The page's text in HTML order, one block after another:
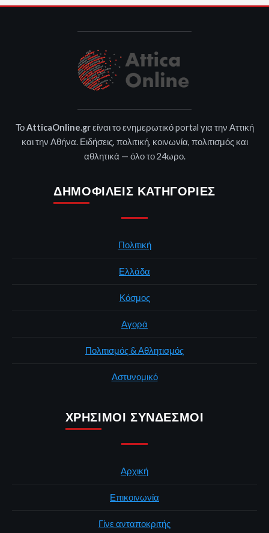
ΤοAtticaOnline.grείναι το ενημερωτικό portal για την Αττική
και την Αθήνα. Ειδήσεις, πολιτική, κοινωνία, πολιτισμός και
αθλητικά — όλο το 24ωρο.
ΔΗΜΟΦΙΛΕΊΣ ΚΑΤΗΓΟΡΊΕΣ
Πολιτική
Ελλάδα
Κόσμος
Αγορά
Πολιτισμός & Αθλητισμός
Αστυνομικό
ΧΡΉΣΙΜΟΙ ΣΎΝΔΕΣΜΟΙ
Αρχική
Επικοινωνία
Γίνε ανταποκριτής